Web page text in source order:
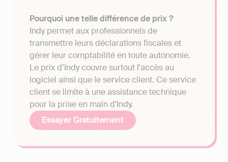
Pourquoi une telle différence de prix ?
Indy permet aux professionnels de
transmettre leurs déclarations fiscales et
gérer leur comptabilité en toute autonomie.
Le prix d’Indy couvre surtout l'accès au
logiciel ainsi que le service client. Ce service
client se limite à une assistance technique
pour la prise en main d'Indy.
Essayer Gratuitement